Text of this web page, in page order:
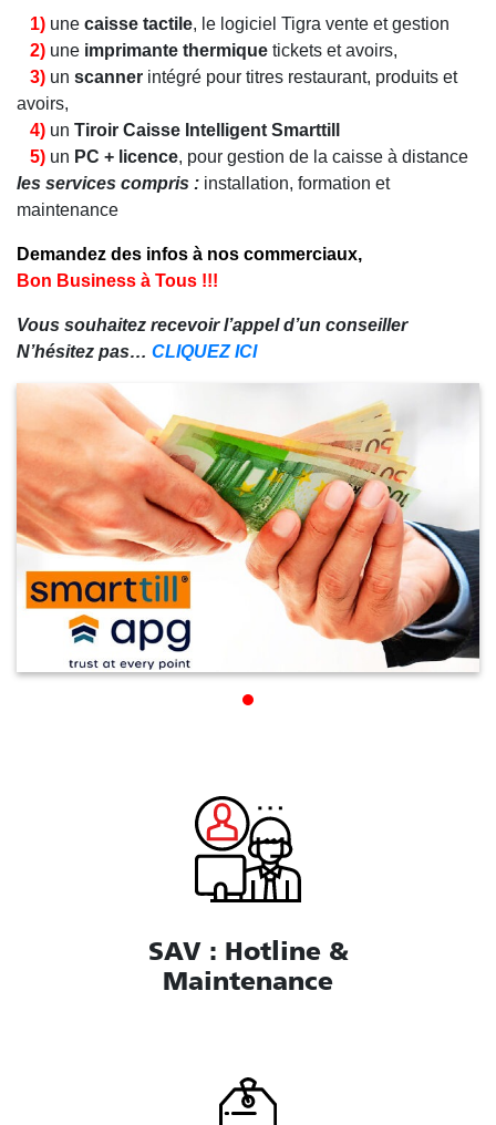
1) une caisse tactile, le logiciel Tigra vente et gestion
2) une imprimante thermique tickets et avoirs,
3) un scanner intégré pour titres restaurant, produits et
avoirs,
4) un Tiroir Caisse Intelligent Smarttill
5) un PC + licence, pour gestion de la caisse à distance
les services compris : installation, formation et
maintenance
Demandez des infos à nos commerciaux,
Bon Business à Tous !!!
Vous souhaitez recevoir l’appel d’un conseiller
N’hésitez pas… CLIQUEZ ICI
SAV : Hotline &
Maintenance